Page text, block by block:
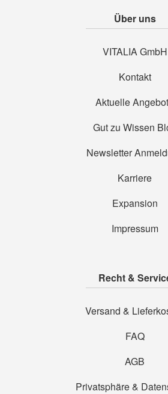
Über uns
VITALIA GmbH
Kontakt
Aktuelle
Gut zu Wissen
Newsletter
Karriere
Expansion
Impressum
Recht &
Versand &
FAQ
AGB
Privatsphäre &